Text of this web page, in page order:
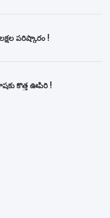
పరిష్కారం !
కొత్త ఊపిరి !